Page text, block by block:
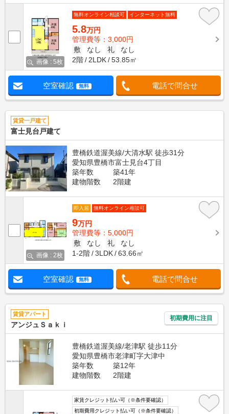
画像 : 5枚
無料オンライン相談可 インターネット無料
5.8万円
管理費等：3,000円
敷
なし 礼
なし
2階
2LDK 53.85㎡
空室確認 無料 電話で問合せ
賃貸一戸建て
富士見台戸建て
豊橋鉄道渥美線/大清水駅 徒歩31分
愛知県豊橋市富士見台4丁目
築年数
築41年
建物階数
2階建
画像 : 2枚
即入居 無料オンライン相談可
9万円
管理費等：5,000円
敷
なし 礼
なし
1-2階
3LDK 63.66㎡
空室確認 無料 電話で問合せ
賃貸アパート
アンジュＳａｋｉ
初期費用に注目
豊橋鉄道渥美線/老津駅 徒歩11分
愛知県豊橋市老津町字大津中
築年数
築12年
建物階数
2階建
家賃クレジット払い可（※条件要確認）
初期費用クレジット払い可（※条件要確認）